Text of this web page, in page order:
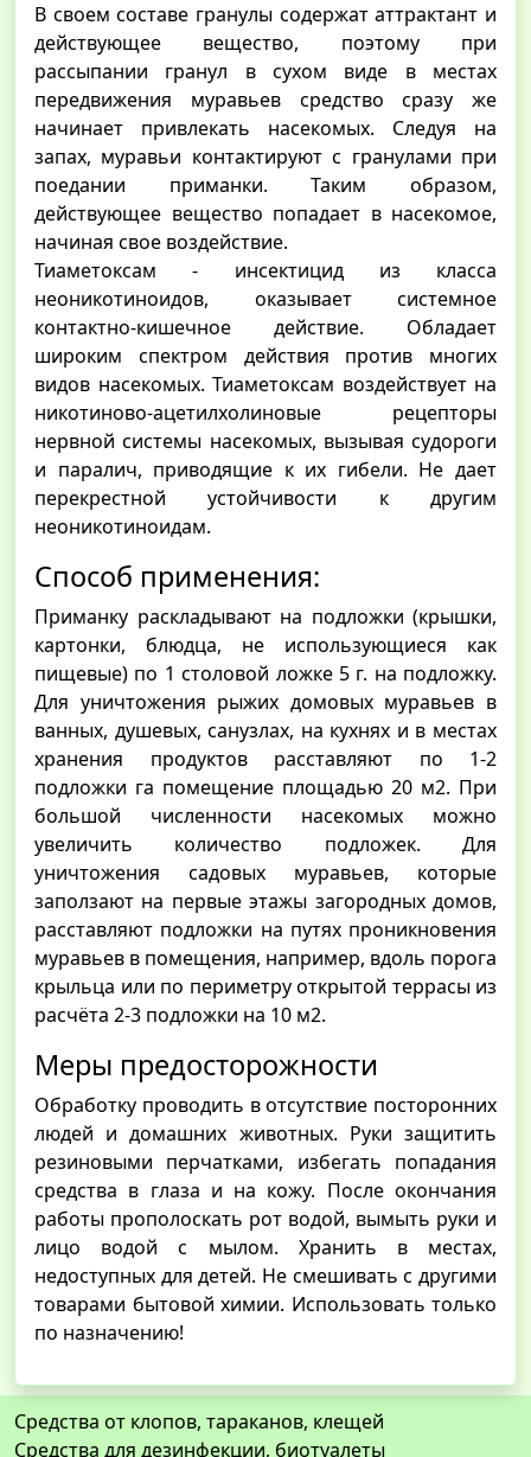
В своем составе гранулы содержат аттрактант и
действующее вещество, поэтому при
рассыпании гранул в сухом виде в местах
передвижения муравьев средство сразу же
начинает привлекать насекомых. Следуя на
запах, муравьи контактируют с гранулами при
поедании приманки. Таким образом,
действующее вещество попадает в насекомое,
начиная свое воздействие.
Тиаметоксам - инсектицид из класса
неоникотиноидов, оказывает системное
контактно-кишечное действие. Обладает
широким спектром действия против многих
видов насекомых. Тиаметоксам воздействует на
никотиново-ацетилхолиновые рецепторы
нервной системы насекомых, вызывая судороги
и паралич, приводящие к их гибели. Не дает
перекрестной устойчивости к другим
неоникотиноидам.
Способ применения:
Приманку раскладывают на подложки (крышки,
картонки, блюдца, не использующиеся как
пищевые) по 1 столовой ложке 5 г. на подложку.
Для уничтожения рыжих домовых муравьев в
ванных, душевых, санузлах, на кухнях и в местах
хранения продуктов расставляют по 1-2
подложки га помещение площадью 20 м2. При
большой численности насекомых можно
увеличить количество подложек. Для
уничтожения садовых муравьев, которые
заползают на первые этажы загородных домов,
расставляют подложки на путях проникновения
муравьев в помещения, например, вдоль порога
крыльца или по периметру открытой террасы из
расчёта 2-3 подложки на 10 м2.
Меры предосторожности
Обработку проводить в отсутствие посторонних
людей и домашних животных. Руки защитить
резиновыми перчатками, избегать попадания
средства в глаза и на кожу. После окончания
работы прополоскать рот водой, вымыть руки и
лицо водой с мылом. Хранить в местах,
недоступных для детей. Не смешивать с другими
товарами бытовой химии. Использовать только
по назначению!
Средства от клопов, тараканов, клещей
Средства для дезинфекции, биотуалеты